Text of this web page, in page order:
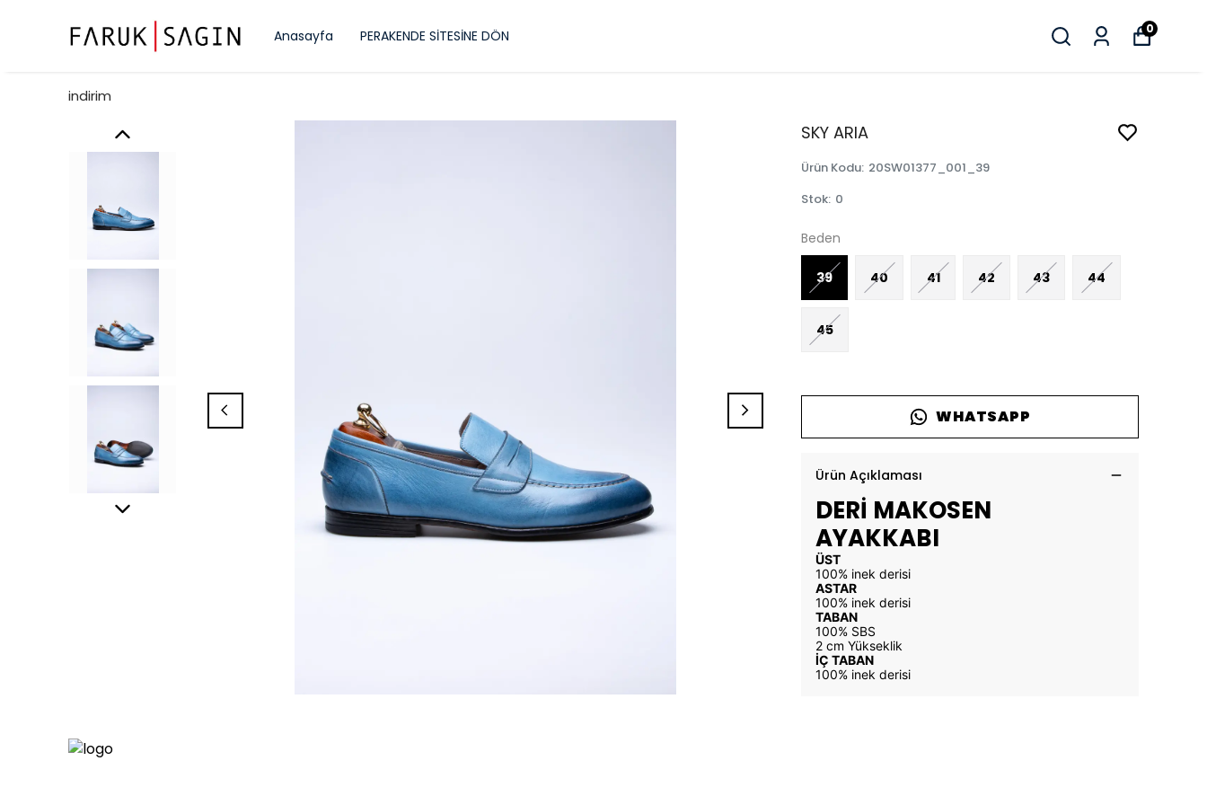
Anasayfa PERAKENDE SİTESİNE DÖN 0
indirim
SKY ARIA
Ürün Kodu: 20SW01377_001_39
Stok: 0
Beden
39 40 41 42 43 44
45
WHATSAPP
Ürün Açıklaması
DERİ MAKOSEN
AYAKKABI
ÜST
100% inek derisi
ASTAR
100% inek derisi
TABAN
100% SBS
2 cm Yükseklik
İÇ TABAN
100% inek derisi